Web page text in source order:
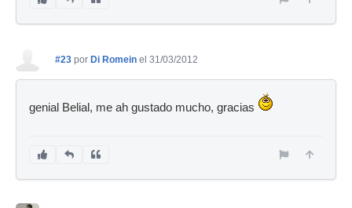
#23 por Di Romein el 31/03/2012
genial Belial, me ah gustado mucho, gracias